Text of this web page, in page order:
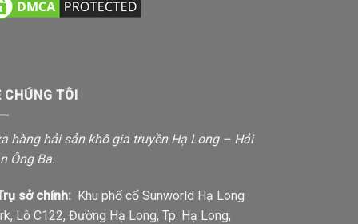
CHÚNG TÔI
hàng hải sản khô gia truyền Hạ Long – Hải
Ông Ba.
sở chính:Khu phố cổ Sunworld Hạ Long
Lô C122, Đường Hạ Long, Tp. Hạ Long,